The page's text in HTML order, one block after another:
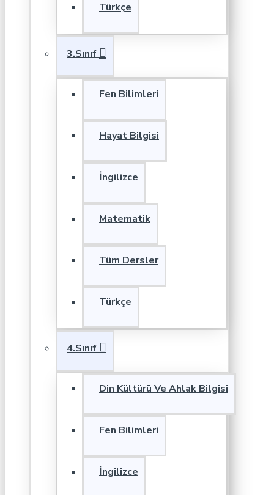
Türkçe
3.Sınıf
Fen Bilimleri
Hayat Bilgisi
İngilizce
Matematik
Tüm Dersler
Türkçe
4.Sınıf
Din Kültürü Ve Ahlak Bilgisi
Fen Bilimleri
İngilizce